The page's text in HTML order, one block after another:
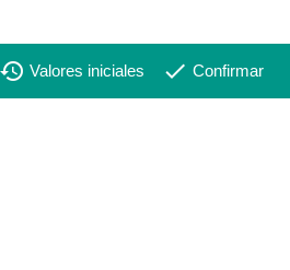
done Confirmar
restore Valores iniciales